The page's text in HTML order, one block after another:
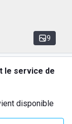
9
le service de
disponible